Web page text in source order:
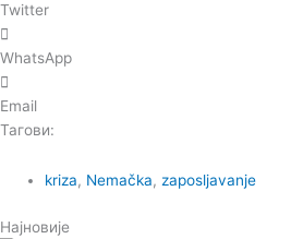
Twitter
WhatsApp
Email
Тагови:
kriza, Nemačka,zaposljavanje
Најновије